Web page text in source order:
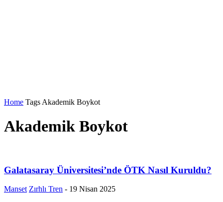
Home Tags Akademik Boykot
Akademik Boykot
Galatasaray Üniversitesi’nde ÖTK Nasıl Kuruldu?
Manset Zırhlı Tren - 19 Nisan 2025